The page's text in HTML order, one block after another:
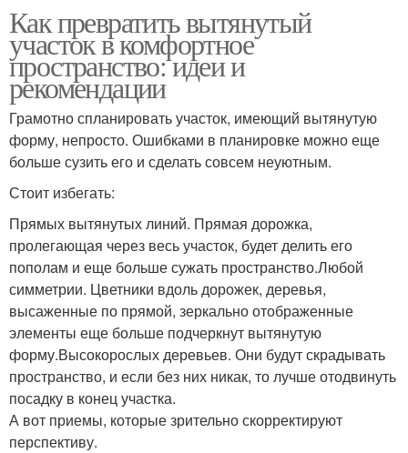
Как превратить вытянутый
участок в комфортное
пространство: идеи и
рекомендации
Грамотно спланировать участок, имеющий вытянутую
форму, непросто. Ошибками в планировке можно еще
больше сузить его и сделать совсем неуютным.
Стоит избегать:
Прямых вытянутых линий. Прямая дорожка,
пролегающая через весь участок, будет делить его
пополам и еще больше сужать пространство.Любой
симметрии. Цветники вдоль дорожек, деревья,
высаженные по прямой, зеркально отображенные
элементы еще больше подчеркнут вытянутую
форму.Высокорослых деревьев. Они будут скрадывать
пространство, и если без них никак, то лучше отодвинуть
посадку в конец участка.
А вот приемы, которые зрительно скорректируют
перспективу.